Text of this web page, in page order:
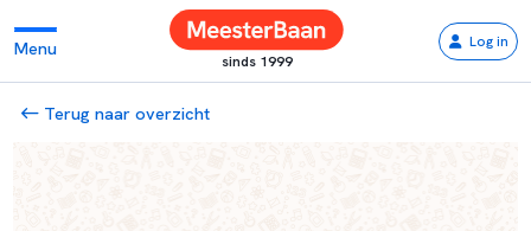
Menu
sinds 1999
Log in
Terug naar overzicht